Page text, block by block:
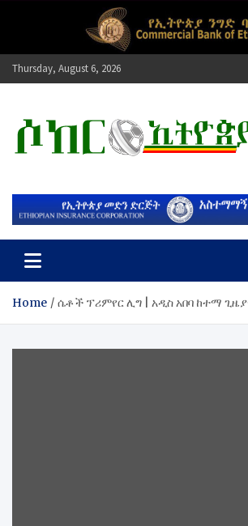
Thursday, August 6, 2026
ሶከር ኢትዮጵያ
Home ሴቶች ፕሪምየር ሊግ | አዲስ አበባ ከተማ